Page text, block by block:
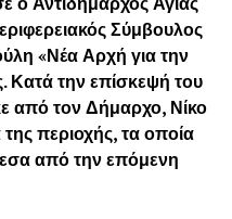
Σύμβουλος
«Νέα Αρχή για την
Κατά την επίσκεψή του
από τον Δήμαρχο, Νίκο
περιοχής, τα οποία
από την επόμενη